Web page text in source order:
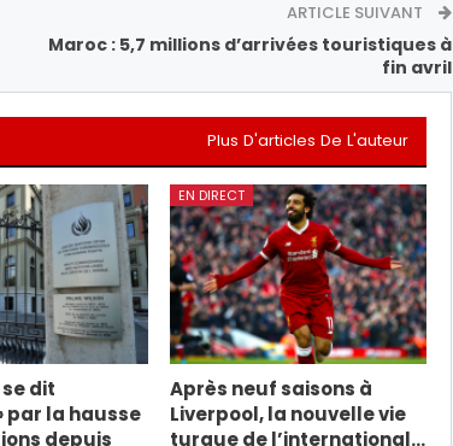
ARTICLE SUIVANT
Maroc : 5,7 millions d’arrivées touristiques à
fin avril
Plus D'articles De L'auteur
se dit
par la hausse
depuis
EN DIRECT
Après neuf saisons à
Liverpool, la nouvelle vie
turque de l’international…